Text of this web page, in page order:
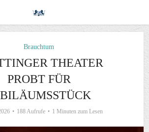
Brauchtum
THEATER
PROBT FÜR
188 Aufrufe 1 Minuten zum Lesen